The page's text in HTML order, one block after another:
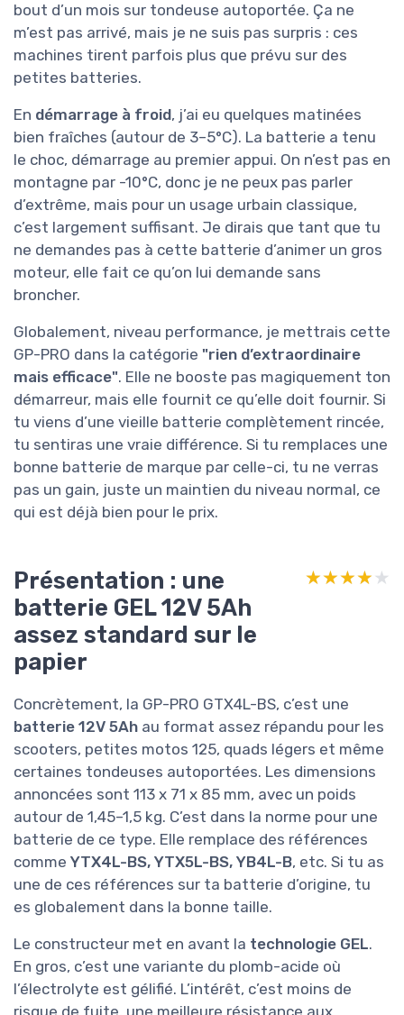
bout d’un mois sur tondeuse autoportée. Ça ne
m’est pas arrivé, mais je ne suis pas surpris : ces
machines tirent parfois plus que prévu sur des
petites batteries.
En démarrage à froid, j’ai eu quelques matinées
bien fraîches (autour de 3–5°C). La batterie a tenu
le choc, démarrage au premier appui. On n’est pas en
montagne par -10°C, donc je ne peux pas parler
d’extrême, mais pour un usage urbain classique,
c’est largement suffisant. Je dirais que tant que tu
ne demandes pas à cette batterie d’animer un gros
moteur, elle fait ce qu’on lui demande sans
broncher.
Globalement, niveau performance, je mettrais cette
GP-PRO dans la catégorie "rien d’extraordinaire
mais efficace". Elle ne booste pas magiquement ton
démarreur, mais elle fournit ce qu’elle doit fournir. Si
tu viens d’une vieille batterie complètement rincée,
tu sentiras une vraie différence. Si tu remplaces une
bonne batterie de marque par celle-ci, tu ne verras
pas un gain, juste un maintien du niveau normal, ce
qui est déjà bien pour le prix.
Présentation : une
batterie GEL 12V 5Ah
assez standard sur le
papier
★★★★★
★★★★★
Concrètement, la GP-PRO GTX4L-BS, c’est une
batterie 12V 5Ah au format assez répandu pour les
scooters, petites motos 125, quads légers et même
certaines tondeuses autoportées. Les dimensions
annoncées sont 113 x 71 x 85 mm, avec un poids
autour de 1,45–1,5 kg. C’est dans la norme pour une
batterie de ce type. Elle remplace des références
comme YTX4L-BS, YTX5L-BS, YB4L-B, etc. Si tu as
une de ces références sur ta batterie d’origine, tu
es globalement dans la bonne taille.
Le constructeur met en avant la technologie GEL.
En gros, c’est une variante du plomb-acide où
l’électrolyte est gélifié. L’intérêt, c’est moins de